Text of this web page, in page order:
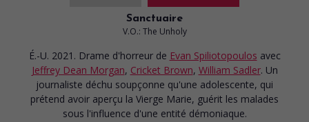
Sanctuaire
V.O.: The Unholy
É.-U. 2021. Drame d'horreur de Evan Spiliotopoulos avec
Jeffrey Dean Morgan, Cricket Brown, William Sadler. Un
journaliste déchu soupçonne qu'une adolescente, qui
prétend avoir aperçu la Vierge Marie, guérit les malades
sous l'influence d'une entité démoniaque.